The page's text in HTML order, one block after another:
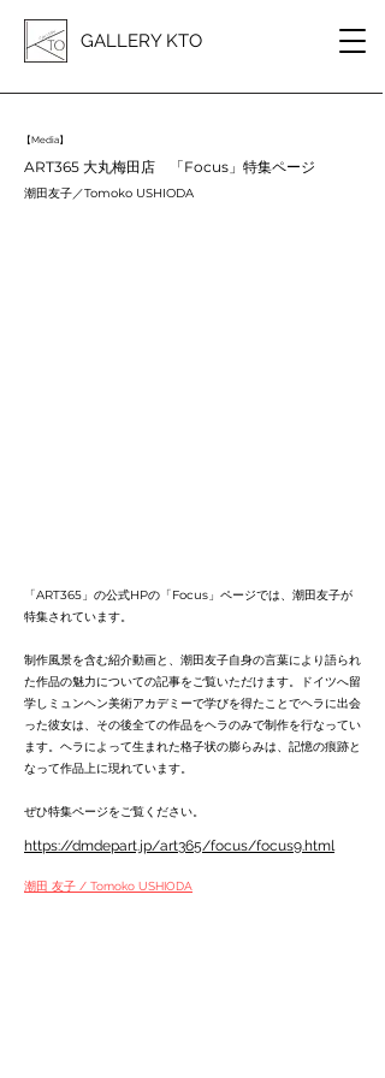
GALLERY KTO
【Media】
ART365 大丸梅田店 「Focus」特集ページ
潮田友子／Tomoko USHIODA
「ART365」の公式HPの「Focus」ページでは、潮田友子が
特集されています。
制作風景を含む紹介動画と、潮田友子自身の言葉により語られ
た作品の魅力についての記事をご覧いただけます。ドイツへ留
学しミュンヘン美術アカデミーで学びを得たことでヘラに出会
った彼女は、その後全ての作品をヘラのみで制作を行なってい
ます。ヘラによって生まれた格子状の膨らみは、記憶の痕跡と
なって作品上に現れています。
ぜひ特集ページをご覧ください。
https://dmdepart.jp/art365/focus/focus9.html
潮田 友子 / Tomoko USHIODA